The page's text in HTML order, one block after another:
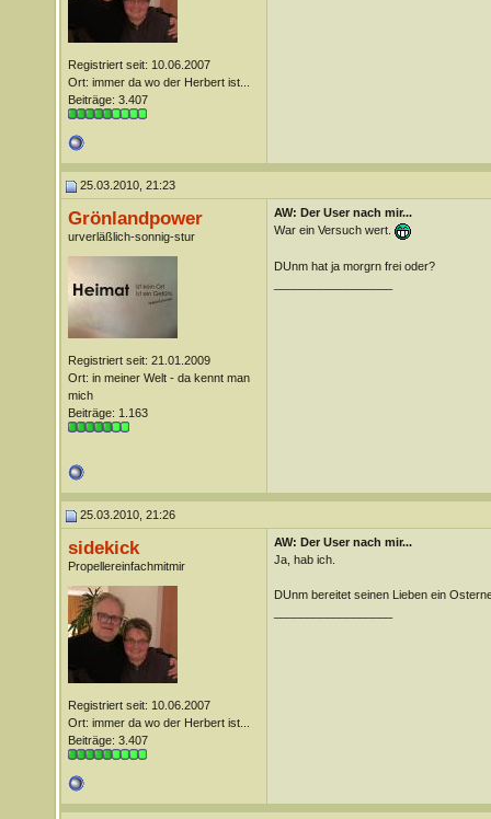
Registriert seit: 10.06.2007
Ort: immer da wo der Herbert ist...
Beiträge: 3.407
25.03.2010, 21:23
Grönlandpower
urverläßlich-sonnig-stur
Registriert seit: 21.01.2009
Ort: in meiner Welt - da kennt man
mich
Beiträge: 1.163
AW: Der User nach mir...
War ein Versuch wert.
DUnm hat ja morgrn frei oder?
25.03.2010, 21:26
sidekick
Propellereinfachmitmir
Registriert seit: 10.06.2007
Ort: immer da wo der Herbert ist...
Beiträge: 3.407
AW: Der User nach mir...
Ja, hab ich.
DUnm bereitet seinen Lieben ein